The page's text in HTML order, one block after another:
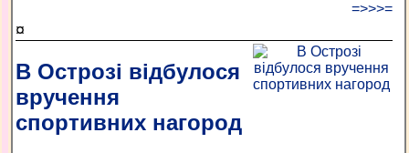
=>>>=
¤
В Острозі відбулося
вручення
спортивних нагород